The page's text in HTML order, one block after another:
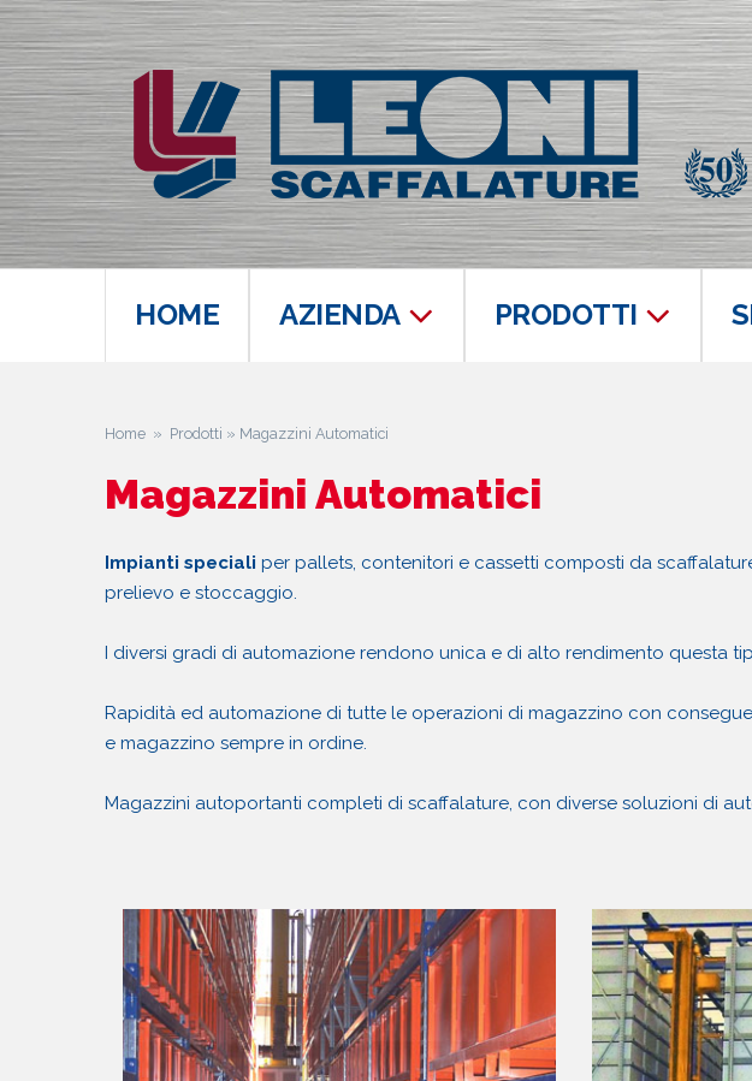
HOME AZIENDA PRODOTTI
Home » Prodotti » Magazzini Automatici
Magazzini Automatici
Impianti speciali per pallets, contenitori e cassetti composti da
prelievo e stoccaggio.
I diversi gradi di automazione rendono unica e di alto rendimento questa
Rapidità ed automazione di tutte le operazioni di magazzino con
e magazzino sempre in ordine.
Magazzini autoportanti completi di scaffalature, con diverse soluzioni di